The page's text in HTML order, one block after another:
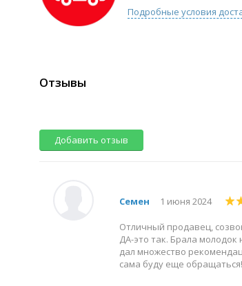
Подробные условия
Отзывы
Добавить отзыв
Семен 1 июня 2024
Отличный продавец,
ДА-это так. Брала
дал множество
сама буду еще